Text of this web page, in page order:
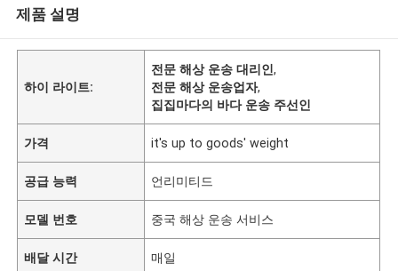
제품 설명
하이 라이트:
전문 해상 운송 대리인,
전문 해상 운송업자,
집집마다의 바다 운송 주선인
가격 it's up to goods' weight
공급 능력 언리미티드
모델 번호 중국 해상 운송 서비스
배달 시간 매일